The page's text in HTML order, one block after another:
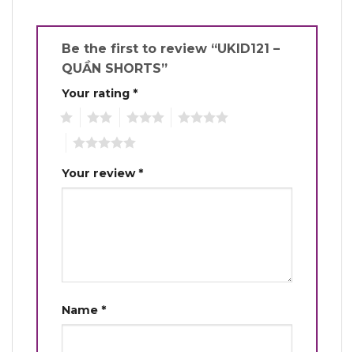
Be the first to review “UKID121 –
QUẦN SHORTS”
Your rating *
Your review*
Name *